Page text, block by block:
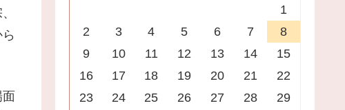
面
1
2
3 4 5 6 7
8
9
10 11 12 13 14
15
16
17 18 19 20 21
22
23
24 25 26 27 28
29